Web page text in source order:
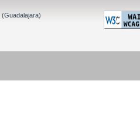
(Guadalajara)